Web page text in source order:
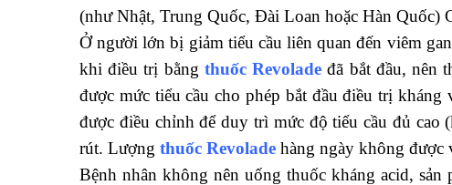
(như Nhật, Trung Quốc, Đài Loan hoặc Hàn Quốc)
Ở người lớn bị giảm tiểu cầu liên quan đến viêm
khi điều trị bằng thuốc Revolade đã bắt đầu, nên
được mức tiểu cầu cho phép bắt đầu điều trị
được điều chỉnh để duy trì mức độ tiểu cầu đủ cao
rút. Lượng thuốc Revolade hàng ngày không được
Bệnh nhân không nên uống thuốc kháng acid,